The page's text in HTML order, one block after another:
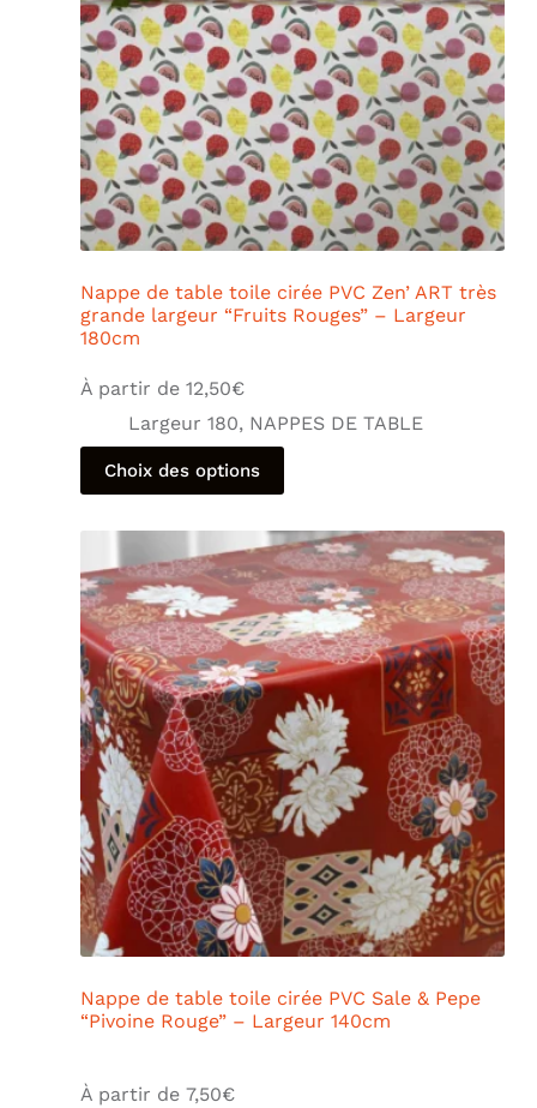
Nappe de table toile cirée PVC Zen’ ART très
grande largeur “Fruits Rouges” – Largeur
180cm
À partir de 12,50€
Largeur 180, NAPPES DE TABLE
Choix des options
Nappe de table toile cirée PVC Sale & Pepe
“Pivoine Rouge” – Largeur 140cm
À partir de 7,50€